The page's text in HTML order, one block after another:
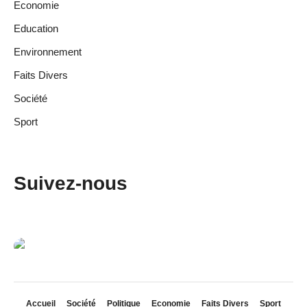
Economie
Education
Environnement
Faits Divers
Société
Sport
Suivez-nous
Accueil Société Politique Economie Faits Divers Sport